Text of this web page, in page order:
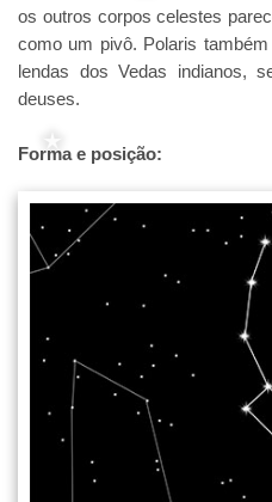
os outros corpos celestes
como um pivô. Polaris
lendas dos Vedas indianos,
deuses.
Forma e posição: